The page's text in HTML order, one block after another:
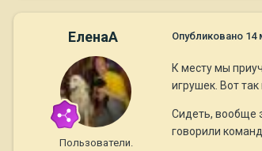
ЕленаА
Пользователи.
Опубликовано 14
К месту мы
игрушек. Вот так
Сидеть, вообще
говорили